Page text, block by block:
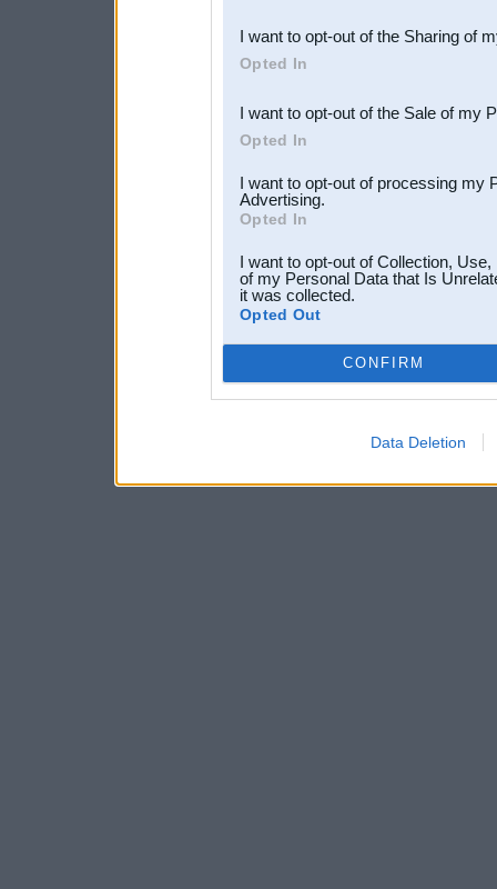
Downstream Participants
third parties.
I want to opt-out of the Sharing of
Opted In
I want to opt-out of the Sale of my
Opted In
I want to opt-out of processing my
Advertising.
Opted In
I want to opt-out of Collection,
of my Personal Data that Is
it was collected.
Opted Out
CONFIRM
Data Deletion